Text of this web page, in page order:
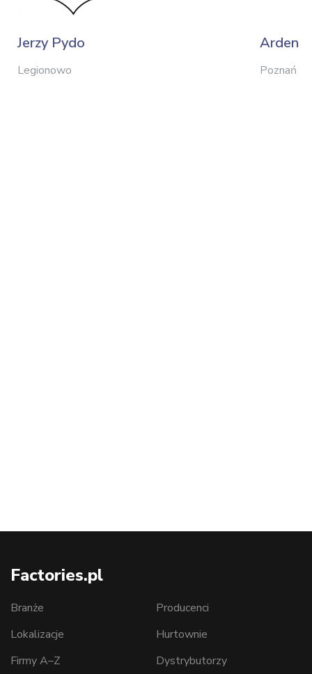
Jerzy Pydo
Legionowo
Arden
Poznań
Factories.pl
Branże
Lokalizacje
Firmy A–Z
Producenci
Hurtownie
Dystrybutorzy